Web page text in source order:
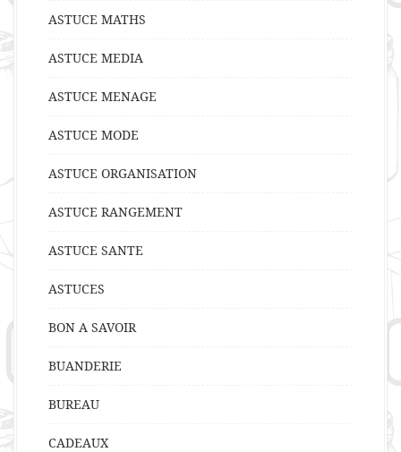
ASTUCE MATHS
ASTUCE MEDIA
ASTUCE MENAGE
ASTUCE MODE
ASTUCE ORGANISATION
ASTUCE RANGEMENT
ASTUCE SANTE
ASTUCES
BON A SAVOIR
BUANDERIE
BUREAU
CADEAUX